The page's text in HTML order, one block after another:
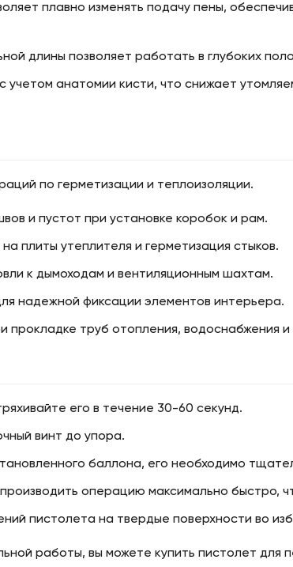
плавно изменять подачу пены,
длины позволяет работать в глубоких
анатомии кисти, что снижает
по герметизации и теплоизоляции.
и пустот при установке коробок и рам.
плиты утеплителя и герметизация стыков.
к дымоходам и вентиляционным шахтам.
надежной фиксации элементов интерьера.
прокладке труб отопления, водоснабжения
его в течение 30-60 секунд.
винт до упора.
баллона, его необходимо
операцию максимально быстро,
пистолета на твердые поверхности во
работы, вы можете купить пистолет